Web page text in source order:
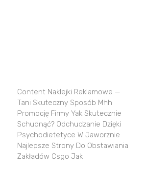
Content Naklejki Reklamowe —
Tani Skuteczny Sposób Mhh
Promocję Firmy Yak Skutecznie
Schudnąć? Odchudzanie Dzięki
Psychodietetyce W Jaworznie
Najlepsze Strony Do Obstawiania
Zakładów Csgo Jak